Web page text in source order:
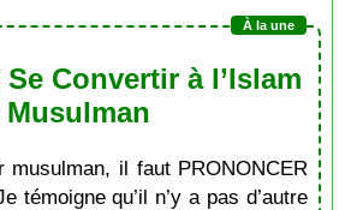
Convertir à l’Islam
musulman, il faut PRONONCER
témoigne qu’il n’y a pas d’autre